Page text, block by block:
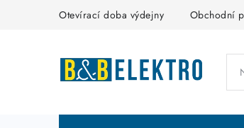
Otevírací doba výdejny Obchodní